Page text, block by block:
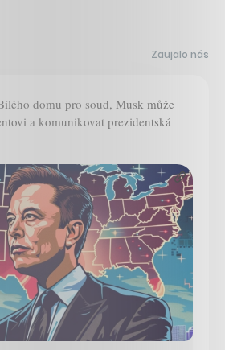
Zaujalo nás
domu pro soud, Musk může
a komunikovat prezidentská